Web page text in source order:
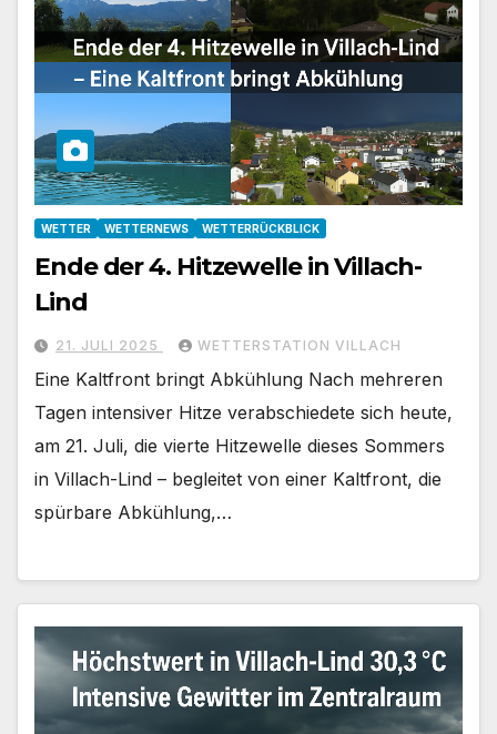
WETTER WETTERNEWS WETTERRÜCKBLICK
Ende der 4. Hitzewelle in Villach-
Lind
21. JULI 2025 WETTERSTATION VILLACH
Eine Kaltfront bringt Abkühlung Nach mehreren
Tagen intensiver Hitze verabschiedete sich heute,
am 21. Juli, die vierte Hitzewelle dieses Sommers
in Villach-Lind – begleitet von einer Kaltfront, die
spürbare Abkühlung,…